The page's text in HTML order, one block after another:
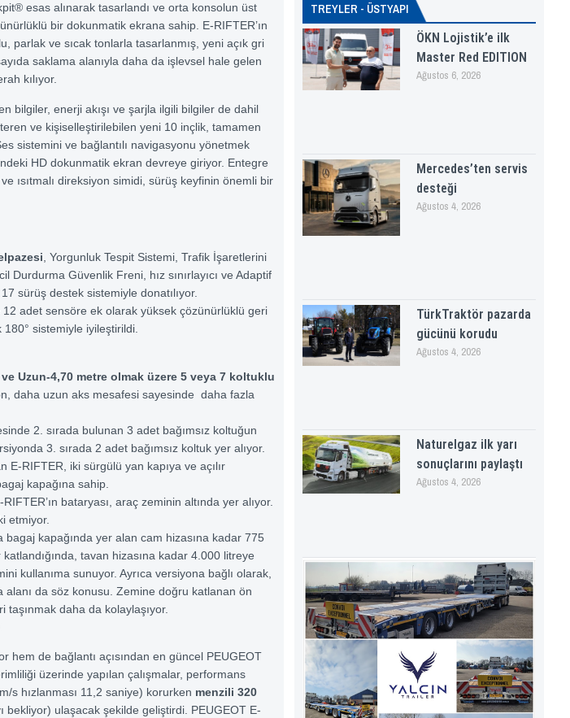
esas alınarak tasarlandı ve orta konsolun üst
bir dokunmatik ekrana sahip. E-RIFTER’ın
parlak ve sıcak tonlarla tasarlanmış, yeni açık gri
saklama alanıyla daha da işlevsel hale gelen
kılıyor.
bilgiler, enerji akışı ve şarjla ilgili bilgiler de dahil
ve kişiselleştirilebilen yeni 10 inçlik, tamamen
sistemini ve bağlantılı navigasyonu yönetmek
HD dokunmatik ekran devreye giriyor. Entegre
ısıtmalı direksiyon simidi, sürüş keyfinin önemli bir
, Yorgunluk Tespit Sistemi, Trafik İşaretlerini
Durdurma Güvenlik Freni, hız sınırlayıcı ve Adaptif
sürüş destek sistemiyle donatılıyor.
adet sensöre ek olarak yüksek çözünürlüklü geri
180° sistemiyle iyileştirildi.
Uzun-4,70 metre olmak üzere 5 veya 7 koltuklu
daha uzun aks mesafesi sayesinde daha fazla
2. sırada bulunan 3 adet bağımsız koltuğun
3. sırada 2 adet bağımsız koltuk yer alıyor.
E-RIFTER, iki sürgülü yan kapıya ve açılır
kapağına sahip.
bataryası, araç zeminin altında yer alıyor.
etmiyor.
bagaj kapağında yer alan cam hizasına kadar 775
tavan hizasına kadar 4.000 litreye
kullanıma sunuyor. Ayrıca versiyona bağlı olarak,
da söz konusu. Zemine doğru katlanan ön
daha da kolaylaşıyor.
hem de bağlantı açısından en güncel PEUGEOT
üzerinde yapılan çalışmalar, performans
s hızlanması 11,2 saniye) korurken menzili 320
bekliyor) ulaşacak şekilde geliştirdi. PEUGEOT E-
TREYLER - ÜSTYAPI
ÖKN Lojistik’e ilk
Master Red EDITION
Ağustos 6, 2026
Mercedes’ten servis
desteği
Ağustos 4, 2026
TürkTraktör pazarda
gücünü korudu
Ağustos 4, 2026
Naturelgaz ilk yarı
sonuçlarını paylaştı
Ağustos 4, 2026